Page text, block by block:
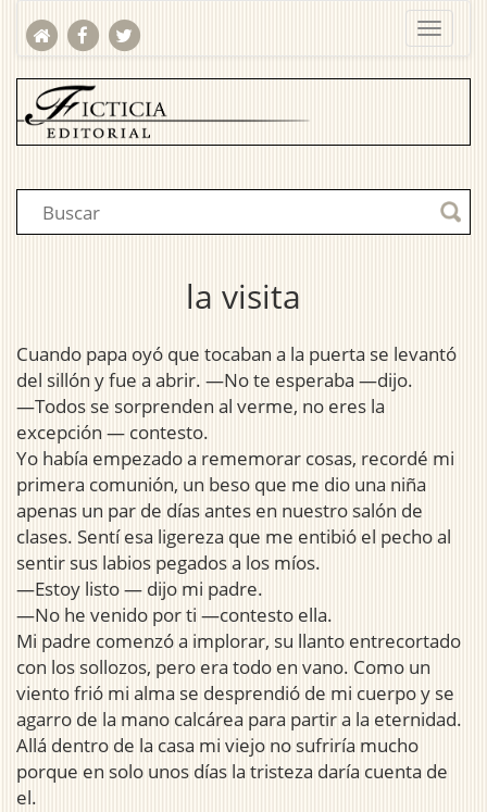
la visita
Cuando papa oyó que tocaban a la puerta se levantó
del sillón y fue a abrir. —No te esperaba —dijo.
—Todos se sorprenden al verme, no eres la
excepción — contesto.
Yo había empezado a rememorar cosas, recordé mi
primera comunión, un beso que me dio una niña
apenas un par de días antes en nuestro salón de
clases. Sentí esa ligereza que me entibió el pecho al
sentir sus labios pegados a los míos.
—Estoy listo — dijo mi padre.
—No he venido por ti —contesto ella.
Mi padre comenzó a implorar, su llanto entrecortado
con los sollozos, pero era todo en vano. Como un
viento frió mi alma se desprendió de mi cuerpo y se
agarro de la mano calcárea para partir a la eternidad.
Allá dentro de la casa mi viejo no sufriría mucho
porque en solo unos días la tristeza daría cuenta de
el.